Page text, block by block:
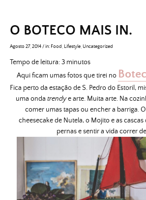
O BOTECO MAIS IN.
Agosto 27, 2014/in: Food Lifestyle Uncategorized
Tempo de leitura:3 minutos
Aqui ficam umas fotos que tirei no
Fica perto da estação de S. Pedro do Estoril,
uma onda trendye arte. Muita arte. Na
comer umas tapas ou encher a barriga.
cheesecake de Nutela, o Mojito e as cascas
pernas e sentir a vida correr